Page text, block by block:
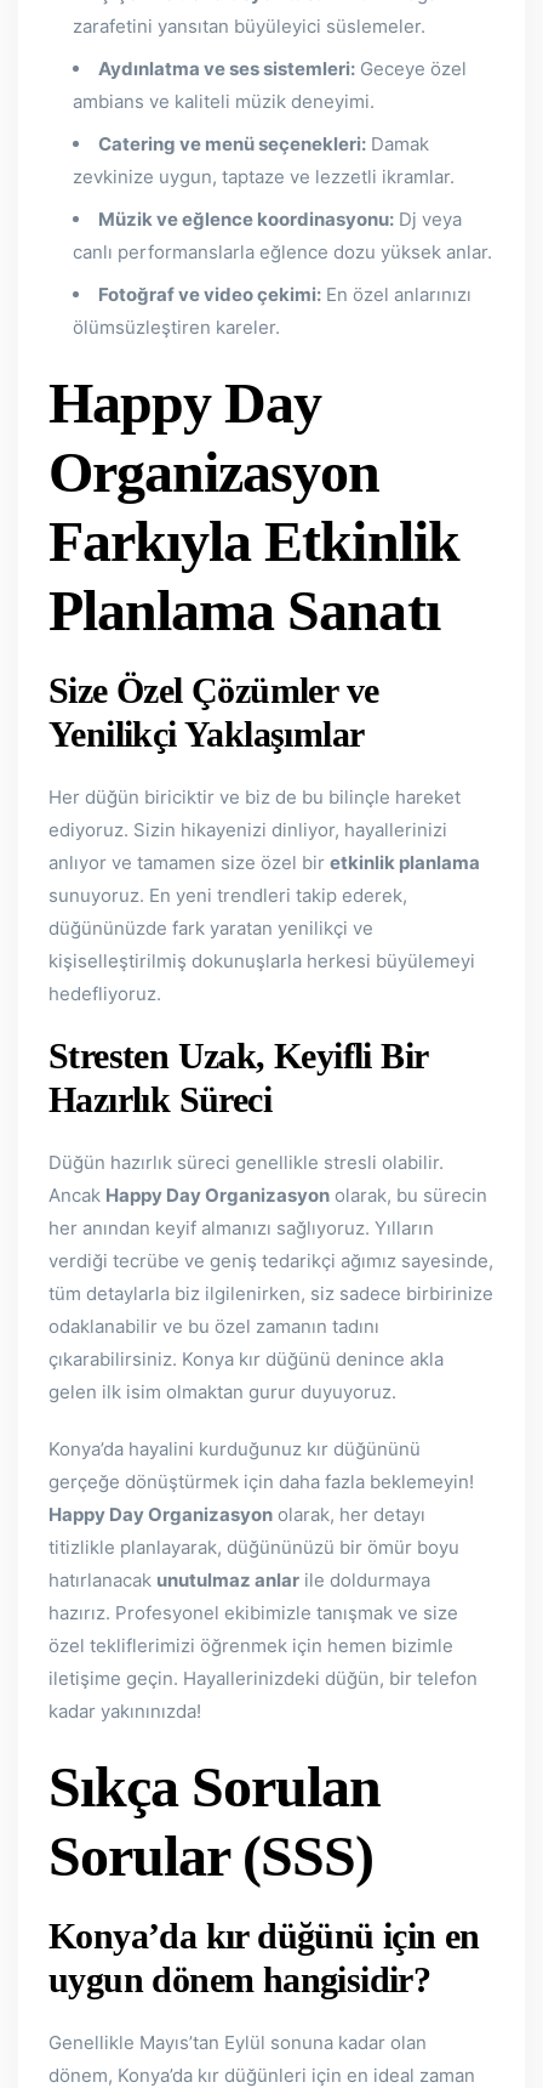
zarafetini yansıtan büyüleyici süslemeler.
Aydınlatma ve ses sistemleri: Geceye özel
ambians ve kaliteli müzik deneyimi.
Catering ve menü seçenekleri: Damak
zevkinize uygun, taptaze ve lezzetli ikramlar.
Müzik ve eğlence koordinasyonu: Dj veya
canlı performanslarla eğlence dozu yüksek anlar.
Fotoğraf ve video çekimi: En özel anlarınızı
ölümsüzleştiren kareler.
Happy Day
Organizasyon
Farkıyla Etkinlik
Planlama Sanatı
Size Özel Çözümler ve
Yenilikçi Yaklaşımlar
Her düğün biriciktir ve biz de bu bilinçle hareket
ediyoruz. Sizin hikayenizi dinliyor, hayallerinizi
anlıyor ve tamamen size özel bir etkinlik planlama
sunuyoruz. En yeni trendleri takip ederek,
düğününüzde fark yaratan yenilikçi ve
kişiselleştirilmiş dokunuşlarla herkesi büyülemeyi
hedefliyoruz.
Stresten Uzak, Keyifli Bir
Hazırlık Süreci
Düğün hazırlık süreci genellikle stresli olabilir.
Ancak Happy Day Organizasyon olarak, bu sürecin
her anından keyif almanızı sağlıyoruz. Yılların
verdiği tecrübe ve geniş tedarikçi ağımız sayesinde,
tüm detaylarla biz ilgilenirken, siz sadece birbirinize
odaklanabilir ve bu özel zamanın tadını
çıkarabilirsiniz. Konya kır düğünü denince akla
gelen ilk isim olmaktan gurur duyuyoruz.
Konya’da hayalini kurduğunuz kır düğününü
gerçeğe dönüştürmek için daha fazla beklemeyin!
Happy Day Organizasyon olarak, her detayı
titizlikle planlayarak, düğününüzü bir ömür boyu
hatırlanacak unutulmaz anlar ile doldurmaya
hazırız. Profesyonel ekibimizle tanışmak ve size
özel tekliflerimizi öğrenmek için hemen bizimle
iletişime geçin. Hayallerinizdeki düğün, bir telefon
kadar yakınınızda!
Sıkça Sorulan
Sorular (SSS)
Konya’da kır düğünü için en
uygun dönem hangisidir?
Genellikle Mayıs’tan Eylül sonuna kadar olan
dönem, Konya’da kır düğünleri için en ideal zaman